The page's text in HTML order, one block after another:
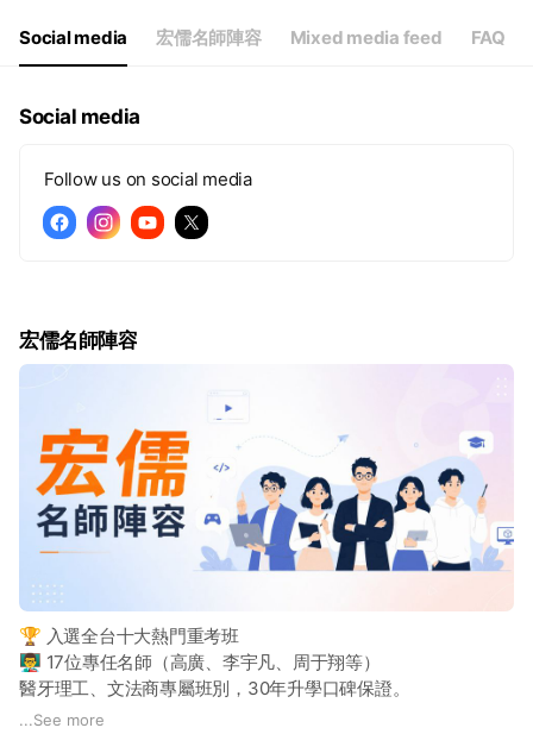
08:00 - 21:30
Social media 宏儒名師陣容 Mixed media feed FAQ
Social media
Follow us on social media
宏儒名師陣容
🏆 入選全台十大熱門重考班
👨‍🏫 17位專任名師（高廣、李宇凡、周于翔等）
醫牙理工、文法商專屬班別，30年升學口碑保證。
倒數245天，你的逆襲由此開始。
...See more